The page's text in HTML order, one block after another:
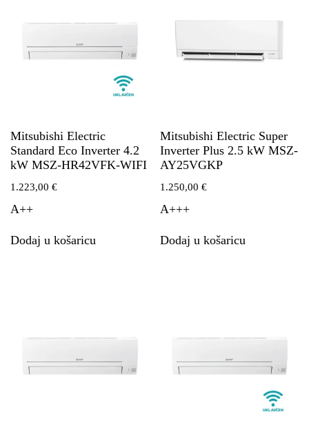
Mitsubishi Electric
Standard Eco Inverter 4.2
kW MSZ-HR42VFK-WIFI
1.223,00 €
A++
Dodaj u košaricu
Mitsubishi Electric Super
Inverter Plus 2.5 kW MSZ-
AY25VGKP
1.250,00€
A+++
Dodaj u košaricu